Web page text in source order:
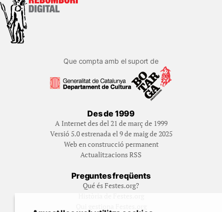
Que compta amb el suport de
Des de 1999
A Internet des del 21 de març de 1999
Versió 5.0 estrenada el 9 de maig de 2025
Web en construcció permanent
Actualitzacions RSS
Preguntes freqüents
Qué és Festes.org?